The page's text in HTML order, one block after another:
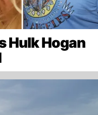
Hulk Hogan